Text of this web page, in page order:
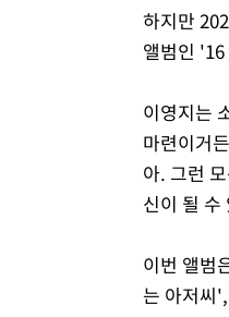
하지만
앨범인
이영지는
마련이거
아. 그런
신이 될
이번 앨범
는 아저씨